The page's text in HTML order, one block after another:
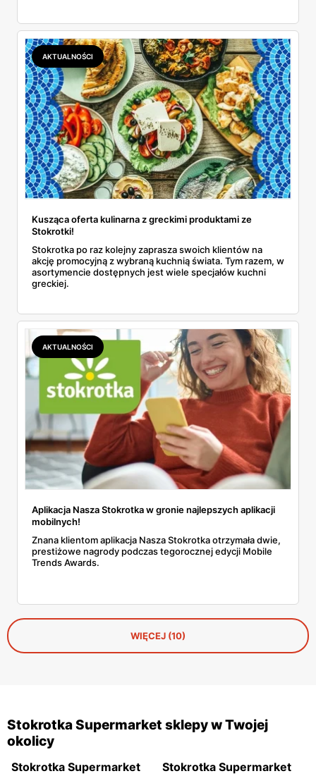
AKTUALNOŚCI
Kusząca oferta kulinarna z greckimi produktami ze
Stokrotki!
Stokrotka po raz kolejny zaprasza swoich klientów na
akcję promocyjną z wybraną kuchnią świata. Tym razem, w
asortymencie dostępnych jest wiele specjałów kuchni
greckiej.
AKTUALNOŚCI
Aplikacja Nasza Stokrotka w gronie najlepszych aplikacji
mobilnych!
Znana klientom aplikacja Nasza Stokrotka otrzymała dwie,
prestiżowe nagrody podczas tegorocznej edycji Mobile
Trends Awards.
WIĘCEJ (10)
Stokrotka Supermarket sklepy w Twojej
okolicy
Stokrotka Supermarket Stokrotka Supermarket